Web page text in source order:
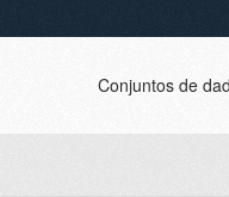
Conjuntos de